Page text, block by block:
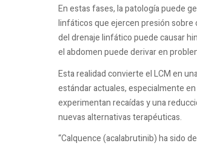
En estas fases, la patología puede
linfáticos que ejercen presión sobre
del drenaje linfático puede causar
el abdomen puede derivar en
Esta realidad convierte el LCM en
estándar actuales, especialmente
experimentan recaídas y una
nuevas alternativas terapéuticas.
“Calquence (acalabrutinib) ha sido